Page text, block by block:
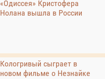
«Одиссея» Кристофера
Нолана вышла в России
Кологривый сыграет в
новом фильме о Незнайке